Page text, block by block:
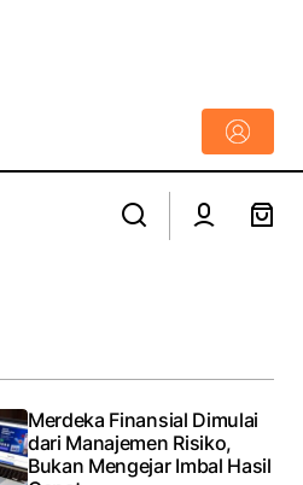
Merdeka Finansial Dimulai
dari Manajemen Risiko,
Bukan Mengejar Imbal Hasil